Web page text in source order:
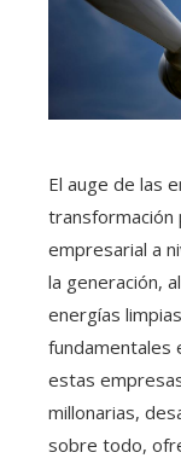
El auge de las
transformación
empresarial a
la generación,
energías
fundamentales
estas
millonarias,
sobre todo,